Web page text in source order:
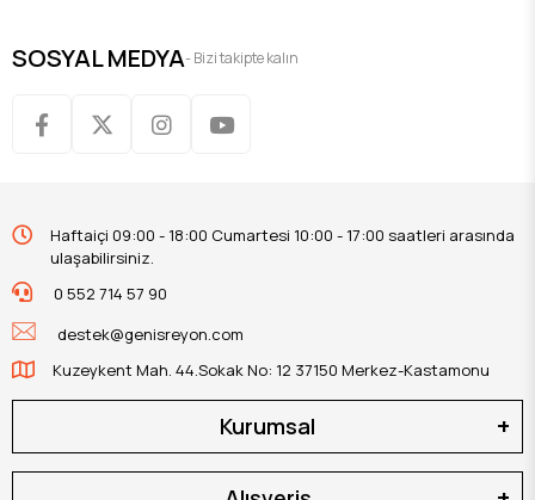
SOSYAL MEDYA- Bizi takipte kalın
Haftaiçi 09:00 - 18:00 Cumartesi 10:00 - 17:00 saatleri arasında
ulaşabilirsiniz.
0 552 714 57 90
destek@genisreyon.com
Kuzeykent Mah. 44.Sokak No: 12 37150 Merkez-Kastamonu
Kurumsal